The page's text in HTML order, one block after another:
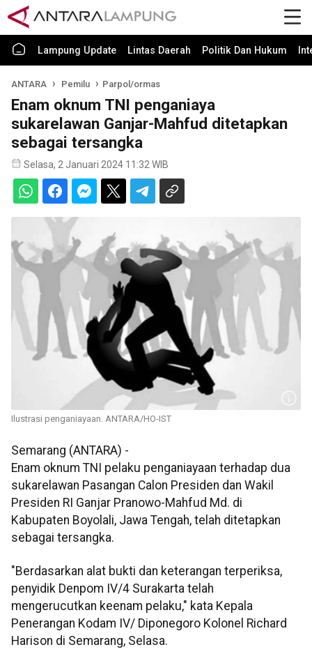
Lampung Update Lintas Daerah Politik Dan Hukum
ANTARA Pemilu Parpol/ormas
Enam oknum TNI penganiaya
sukarelawan Ganjar-Mahfud ditetapkan
sebagai tersangka
Selasa, 2 Januari 2024 11:32 WIB
Ilustrasi penganiayaan. ANTARA/HO-IST
Semarang (ANTARA) -
Enam oknum TNI pelaku penganiayaan terhadap dua
sukarelawan Pasangan Calon Presiden dan Wakil
Presiden RI Ganjar Pranowo-Mahfud Md. di
Kabupaten Boyolali, Jawa Tengah, telah ditetapkan
sebagai tersangka.
"Berdasarkan alat bukti dan keterangan terperiksa,
penyidik Denpom IV/4 Surakarta telah
mengerucutkan keenam pelaku," kata Kepala
Penerangan Kodam IV/ Diponegoro Kolonel Richard
Harison di Semarang, Selasa.